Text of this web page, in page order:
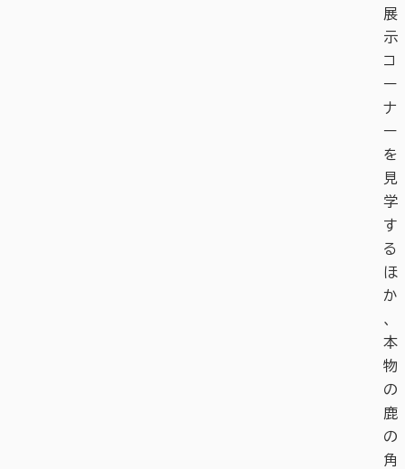
展
示
コ
ー
ナ
ー
を
見
学
す
る
ほ
か
、
本
物
の
鹿
の
角